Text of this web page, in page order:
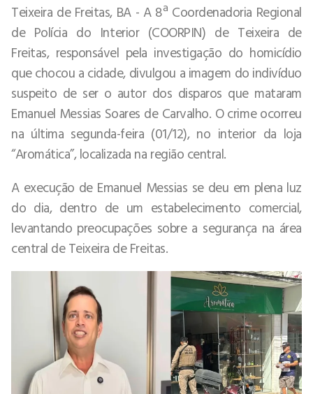
Teixeira de Freitas, BA - A 8ª Coordenadoria Regional
de Polícia do Interior (COORPIN) de Teixeira de
Freitas, responsável pela investigação do homicídio
que chocou a cidade, divulgou a imagem do indivíduo
suspeito de ser o autor dos disparos que mataram
Emanuel Messias Soares de Carvalho. O crime ocorreu
na última segunda-feira (01/12), no interior da loja
“Aromática”, localizada na região central.
A execução de Emanuel Messias se deu em plena luz
do dia, dentro de um estabelecimento comercial,
levantando preocupações sobre a segurança na área
central de Teixeira de Freitas.